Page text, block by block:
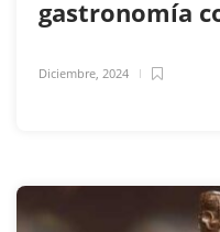
gastronomía
Diciembre, 2024